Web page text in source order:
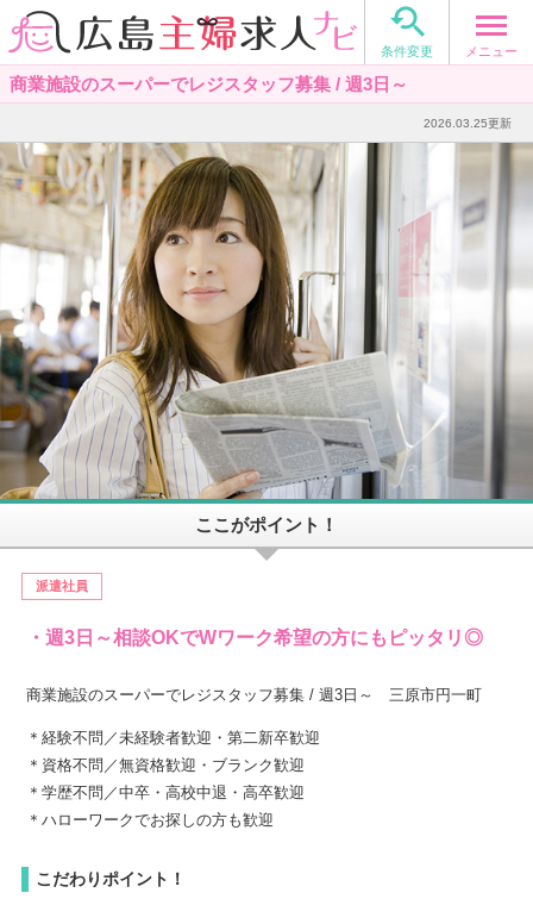

条件変更 メニュー
商業施設のスーパーでレジスタッフ募集 / 週3日～
2026.03.25更新
ここがポイント！
派遣社員
・週3日～相談OKでWワーク希望の方にもピッタリ◎
商業施設のスーパーでレジスタッフ募集 / 週3日～ 三原市円一町
＊経験不問／未経験者歓迎・第二新卒歓迎
＊資格不問／無資格歓迎・ブランク歓迎
＊学歴不問／中卒・高校中退・高卒歓迎
＊ハローワークでお探しの方も歓迎
こだわりポイント！